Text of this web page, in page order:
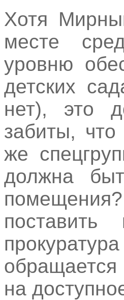
Хотя
месте
уровню
детских
нет), это
забиты, что
же
должна
на